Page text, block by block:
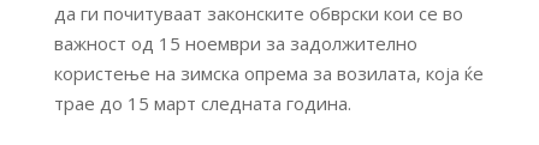
да ги почитуваат законските обврски кои се во
важност од 15 ноември за задолжително
користење на зимска опрема за возилата, која ќе
трае до 15 март следната година.